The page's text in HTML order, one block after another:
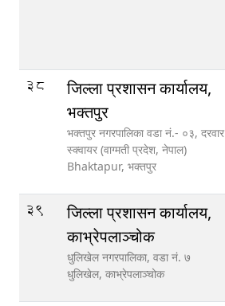
38
जिल्ला प्रशासन कार्यालय,
भक्तपुर
भक्तपुर नगरपालिका वडा नं.- ०३, दरवार
स्क्वायर (वाग्मती प्रदेश, नेपाल)
Bhaktapur, भक्तपुर
39
जिल्ला प्रशासन कार्यालय,
काभ्रेपलाञ्‍चोक
धुलिखेल नगरपालिका, वडा नं. ७
धुलिखेल, काभ्रेपलाञ्चोक